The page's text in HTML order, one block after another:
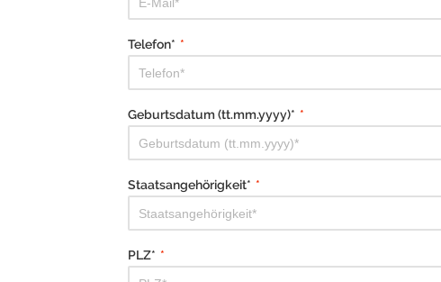
Telefon* *
Geburtsdatum (tt.mm.yyyy)* *
Staatsangehörigkeit* *
PLZ* *